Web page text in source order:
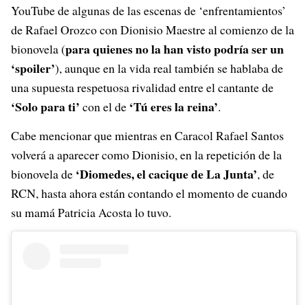
YouTube de algunas de las escenas de ‘enfrentamientos’
de Rafael Orozco con Dionisio Maestre al comienzo de la
bionovela (para quienes no la han visto podría ser un
‘spoiler’), aunque en la vida real también se hablaba de
una supuesta respetuosa rivalidad entre el cantante de
‘Solo para ti’ con el de ‘Tú eres la reina’.
Cabe mencionar que mientras en Caracol Rafael Santos
volverá a aparecer como Dionisio, en la repetición de la
bionovela de ‘Diomedes, el cacique de La Junta’, de
RCN, hasta ahora están contando el momento de cuando
su mamá Patricia Acosta lo tuvo.